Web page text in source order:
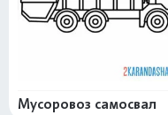
Мусоровоз самосвал